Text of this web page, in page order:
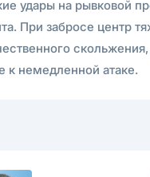
удары на рывковой
При забросе центр
к немедленной атаке.